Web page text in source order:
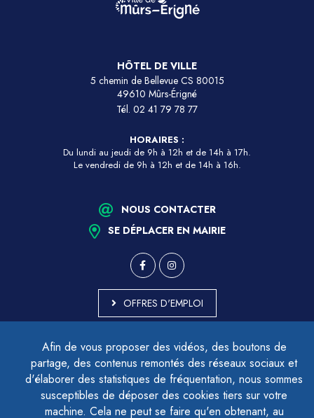
Afin de vous proposer des vidéos, des boutons de
partage, des contenus remontés des réseaux sociaux et
d'élaborer des statistiques de fréquentation, nous sommes
susceptibles de déposer des cookies tiers sur votre
machine. Cela ne peut se faire qu'en obtenant, au
HÔTEL DE VILLE
5 chemin de Bellevue CS 80015
49610 Mûrs-Érigné
Tél. 02 41 79 78 77
HORAIRES :
Du lundi au jeudi de 9h à 12h et de 14h à 17h.
Le vendredi de 9h à 12h et de 14h à 16h.
NOUS CONTACTER
SE DÉPLACER EN MAIRIE
OFFRES D'EMPLOI
ACCESSIBILITÉ - PARTIELLEMENT CONFORME
PLAN DU SITE
MENTIONS LÉGALES
CONTACTER LE DÉLÉGUÉ À LA PROTECTION DES DONNÉES
GESTION DES COOKIES